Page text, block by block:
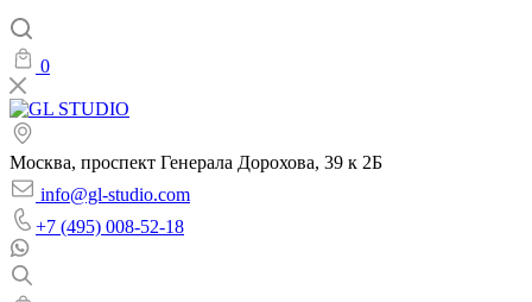
0
Москва, проспект Генерала Дорохова, 39 к 2Б
info@gl-studio.com
+7 (495) 008-52-18